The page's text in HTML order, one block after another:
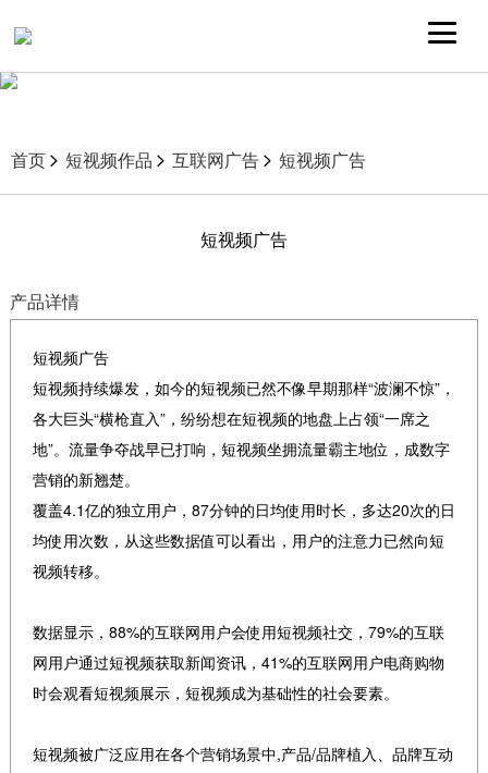
首页 短视频作品 互联网广告 短视频广告
短视频广告
产品详情
短视频广告
短视频持续爆发，如今的短视频已然不像早期那样“波澜不惊”，
各大巨头“横枪直入”，纷纷想在短视频的地盘上占领“一席之
地”。流量争夺战早已打响，短视频坐拥流量霸主地位，成数字
营销的新翘楚。
覆盖4.1亿的独立用户，87分钟的日均使用时长，多达20次的日
均使用次数，从这些数据值可以看出，用户的注意力已然向短
视频转移。
数据显示，88%的互联网用户会使用短视频社交，79%的互联
网用户通过短视频获取新闻资讯，41%的互联网用户电商购物
时会观看短视频展示，短视频成为基础性的社会要素。
短视频被广泛应用在各个营销场景中,产品/品牌植入、品牌互动